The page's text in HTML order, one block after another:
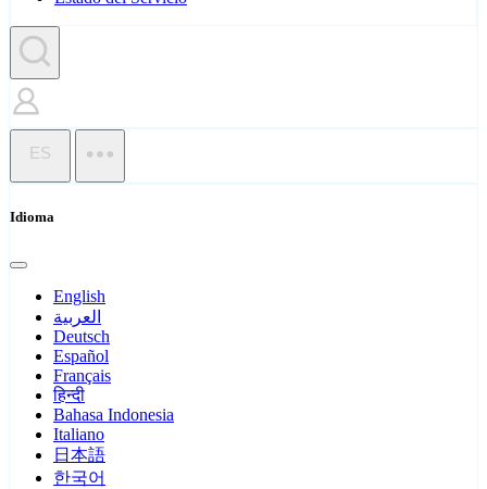
ES
Idioma
English
العربية
Deutsch
Español
Français
हिन्दी
Bahasa Indonesia
Italiano
日本語
한국어